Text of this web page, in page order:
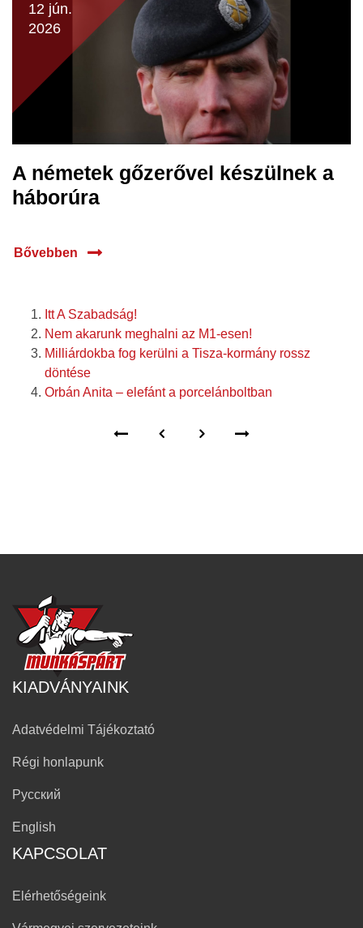
12 jún.
2026
A németek gőzerővel készülnek a
háborúra
Bővebben
Itt A Szabadság!
Nem akarunk meghalni az M1-esen!
Milliárdokba fog kerülni a Tisza-kormány rossz
döntése
Orbán Anita – elefánt a porcelánboltban
KIADVÁNYAINK
Adatvédelmi Tájékoztató
Régi honlapunk
Русский
English
KAPCSOLAT
Elérhetőségeink